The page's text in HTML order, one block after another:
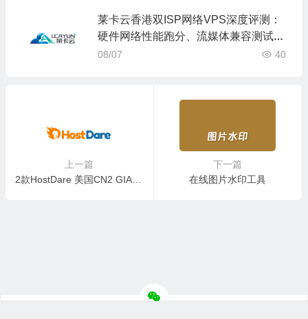
莱卡云香港双ISP网络VPS深度评测：
硬件网络性能跑分、流媒体兼容测试和
选择
08/07 40
上一篇
2款HostDare 美国CN2 GIA优化线路套餐计划
下一篇
在线图片水印工具